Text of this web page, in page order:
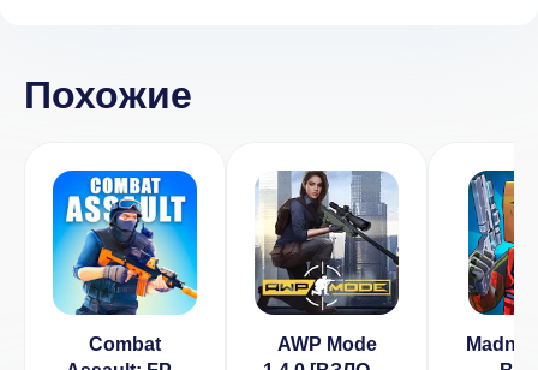
Похожие
Combat
AWP Mode